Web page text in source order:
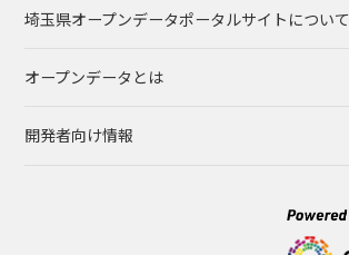
埼玉県オープンデータポータルサイトについて
オープンデータとは
開発者向け情報